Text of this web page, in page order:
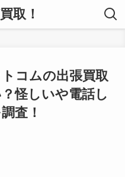
取！
コムの出張買取
怪しいや電話し
査！